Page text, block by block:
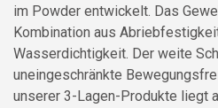
im Powder entwickelt. Das
Kombination aus
Wasserdichtigkeit. Der weite
uneingeschränkte
unserer 3-Lagen-Produkte liegt